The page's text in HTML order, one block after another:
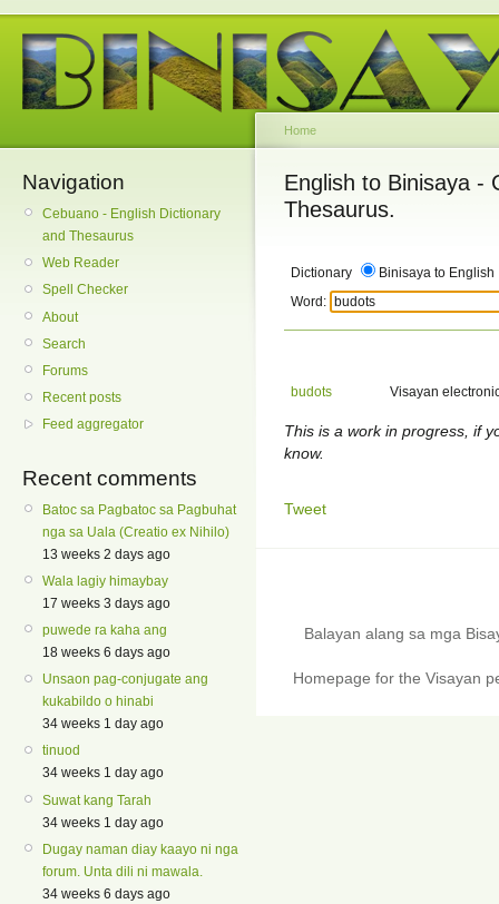
Navigation
Cebuano - English Dictionary
and Thesaurus
Web Reader
Spell Checker
About
Search
Forums
Recent posts
Feed aggregator
Recent comments
Batoc sa Pagbatoc sa Pagbuhat
nga sa Uala (Creatio ex Nihilo)
13 weeks 2 days ago
Wala lagiy himaybay
17 weeks 3 days ago
puwede ra kaha ang
18 weeks 6 days ago
Unsaon pag-conjugate ang
kukabildo o hinabi
34 weeks 1 day ago
tinuod
34 weeks 1 day ago
Suwat kang Tarah
34 weeks 1 day ago
Dugay naman diay kaayo ni nga
forum. Unta dili ni mawala.
34 weeks 6 days ago
Home
English to Binisaya -
Thesaurus.
Dictionary
Binisaya to English
Word:
budots Visayan
This is a work in progress, if
know.
Tweet
Balayan alang sa mga
Homepage for the Visayan